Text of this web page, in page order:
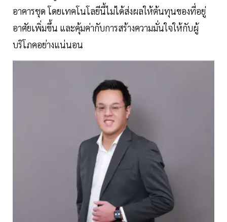
อาคารชุด โดยเทคโนโลยีนี้ไม่ได้ส่งผลให้ต้นทุนของที่อยู่
อาศัยเพิ่มขึ้น และคุ้มค่ากับการสร้างความมั่นใจให้กับผู้
บริโภคอย่างแน่นอน